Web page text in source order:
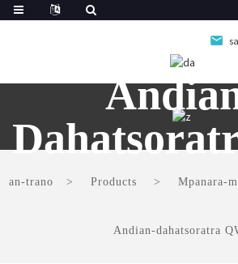
an-trano Products Mpanara-
Andian-dahatsoratra